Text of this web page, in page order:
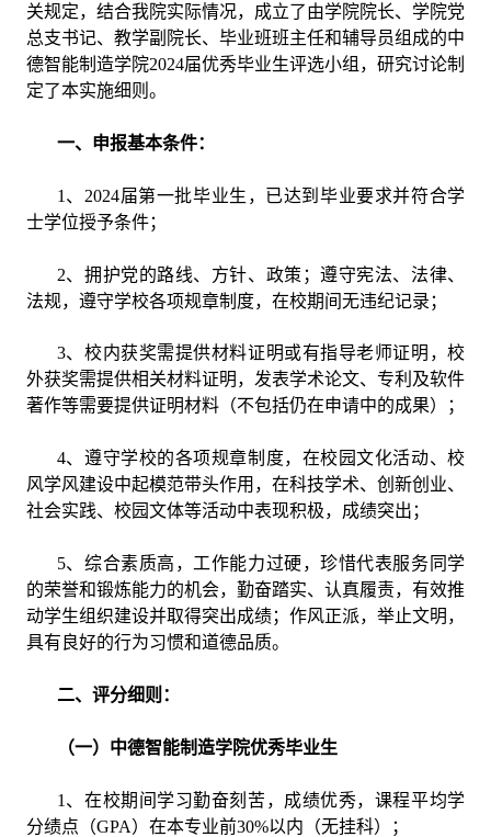
关规定，结合我院实际情况，成立了由学院院长、学院党
总支书记、教学副院长、毕业班班主任和辅导员组成的中
德智能制造学院2024届优秀毕业生评选小组，研究讨论制
定了本实施细则。
一、申报基本条件：
1、2024届第一批毕业生，已达到毕业要求并符合学
士学位授予条件；
2、拥护党的路线、方针、政策；遵守宪法、法律、
法规，遵守学校各项规章制度，在校期间无违纪记录；
3、校内获奖需提供材料证明或有指导老师证明，校
外获奖需提供相关材料证明，发表学术论文、专利及软件
著作等需要提供证明材料（不包括仍在申请中的成果）；
4、遵守学校的各项规章制度，在校园文化活动、校
风学风建设中起模范带头作用，在科技学术、创新创业、
社会实践、校园文体等活动中表现积极，成绩突出；
5、综合素质高，工作能力过硬，珍惜代表服务同学
的荣誉和锻炼能力的机会，勤奋踏实、认真履责，有效推
动学生组织建设并取得突出成绩；作风正派，举止文明，
具有良好的行为习惯和道德品质。
二、评分细则：
（一）中德智能制造学院优秀毕业生
1、在校期间学习勤奋刻苦，成绩优秀，课程平均学
分绩点（GPA）在本专业前30%以内（无挂科）；